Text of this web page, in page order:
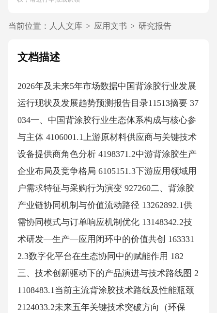
当前位置： 人人文库 > 应用文书 > 研究报告
文档描述
2026年及未来5年市场数据中国背涂胶行业发展
运行现状及发展趋势预测报告目录11513摘要 37
034一、中国背涂胶行业生态体系构成与核心参
与主体 4106001.1上游原材料供应商与关键技术
设备提供商角色分析 4198371.2中游背涂胶生产
企业布局及竞争格局 6105151.3下游应用领域用
户需求特征与采购行为演变 927260二、背涂胶
产业链协同机制与价值流动路径 13262892.1供
需协同模式与订单响应机制优化 13148342.2技
术研发—生产—应用闭环中的价值共创 163331
2.3数字化平台在生态协同中的赋能作用 182
三、技术创新驱动下的产品演进与技术路线图 2
1108483.1当前主流背涂胶技术路线及性能瓶颈
2124033.2未来五年关键技术突破方向（环保